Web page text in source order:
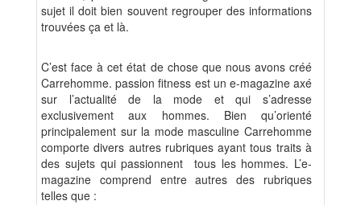
sujet il doit bien souvent regrouper des informations
trouvées ça et là.
C’est face à cet état de chose que nous avons créé
Carrehomme. passion fitness est un e-magazine axé
sur l’actualité de la mode et qui s’adresse
exclusivement aux hommes. Bien qu’orienté
principalement sur la mode masculine Carrehomme
comporte divers autres rubriques ayant tous traits à
des sujets qui passionnent
tous les hommes. L’e-
magazine comprend entre autres des rubriques
telles que :